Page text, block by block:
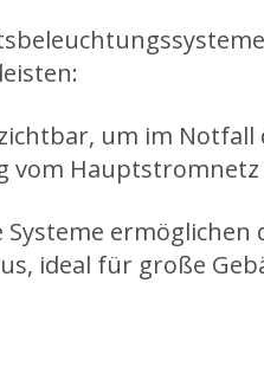
um im Notfall
vom Hauptstromnetz
Systeme
ideal für große